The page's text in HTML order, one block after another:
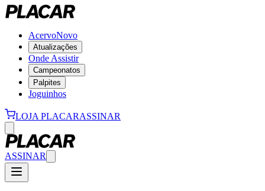
AcervoNovo
Atualizações
Onde Assistir
Campeonatos
Palpites
Joguinhos
LOJA PLACARASSINAR
ASSINAR